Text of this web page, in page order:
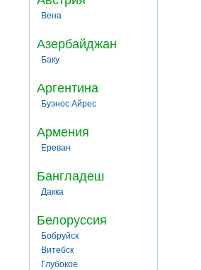
Вена
Азербайджан
Баку
Аргентина
Буэнос Айрес
Армения
Ереван
Бангладеш
Дакка
Белоруссия
Бобруйск
Витебск
Глубокое